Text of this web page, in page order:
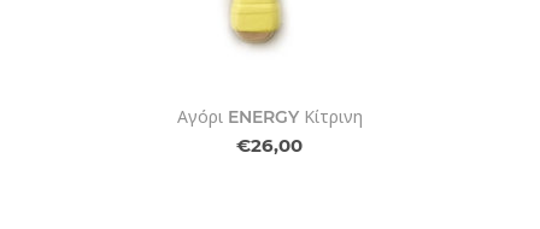
Αγόρι ENERGY Κίτρινη
€26,00